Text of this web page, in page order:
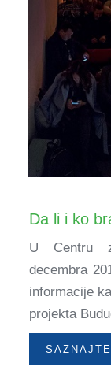
Da li i ko
U Centru
decembra
informacije
projekta